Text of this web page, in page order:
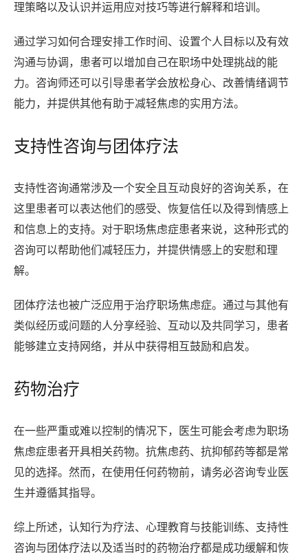
理策略以及认识并运用应对技巧等进行解释和培训。
通过学习如何合理安排工作时间、设置个人目标以及有效
沟通与协调，患者可以增加自己在职场中处理挑战的能
力。咨询师还可以引导患者学会放松身心、改善情绪调节
能力，并提供其他有助于减轻焦虑的实用方法。
支持性咨询与团体疗法
支持性咨询通常涉及一个安全且互动良好的咨询关系，在
这里患者可以表达他们的感受、恢复信任以及得到情感上
和信息上的支持。对于职场焦虑症患者来说，这种形式的
咨询可以帮助他们减轻压力，并提供情感上的安慰和理
解。
团体疗法也被广泛应用于治疗职场焦虑症。通过与其他有
类似经历或问题的人分享经验、互动以及共同学习，患者
能够建立支持网络，并从中获得相互鼓励和启发。
药物治疗
在一些严重或难以控制的情况下，医生可能会考虑为职场
焦虑症患者开具相关药物。抗焦虑药、抗抑郁药等都是常
见的选择。然而，在使用任何药物前，请务必咨询专业医
生并遵循其指导。
综上所述，认知行为疗法、心理教育与技能训练、支持性
咨询与团体疗法以及适当时的药物治疗都是成功缓解和恢